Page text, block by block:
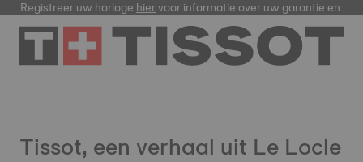
Registreer uw horlogehiervoor informatie over uw garantie en meer
Tissot, een verhaal uit Le Locle